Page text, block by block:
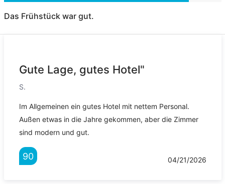
Das Frühstück war gut.
Gute Lage, gutes Hotel"
S.
Im Allgemeinen ein gutes Hotel mit nettem Personal.
Außen etwas in die Jahre gekommen, aber die Zimmer
sind modern und gut.
90 04/21/2026